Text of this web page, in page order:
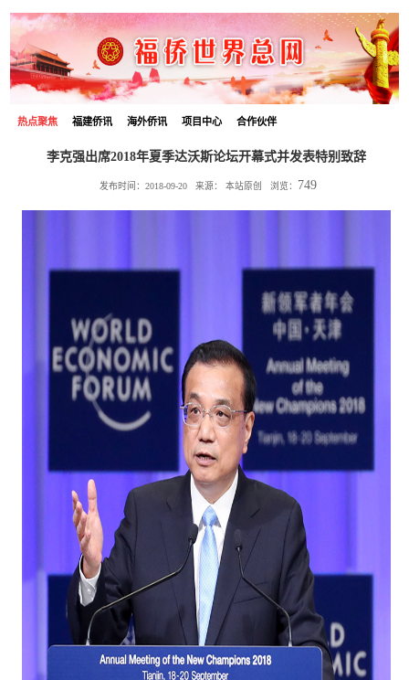
热点聚焦 福建侨讯 海外侨讯 项目中心 合作伙伴
李克强出席2018年夏季达沃斯论坛开幕式并发表特别致辞
发布时间：2018-09-20 来源：本站原创 浏览： 749